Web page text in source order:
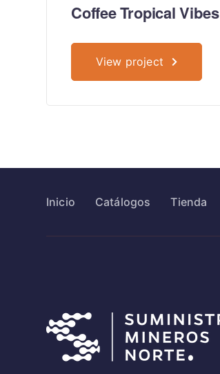
Coffee Tropical Vibes
View project
Inicio Catálogos Tienda